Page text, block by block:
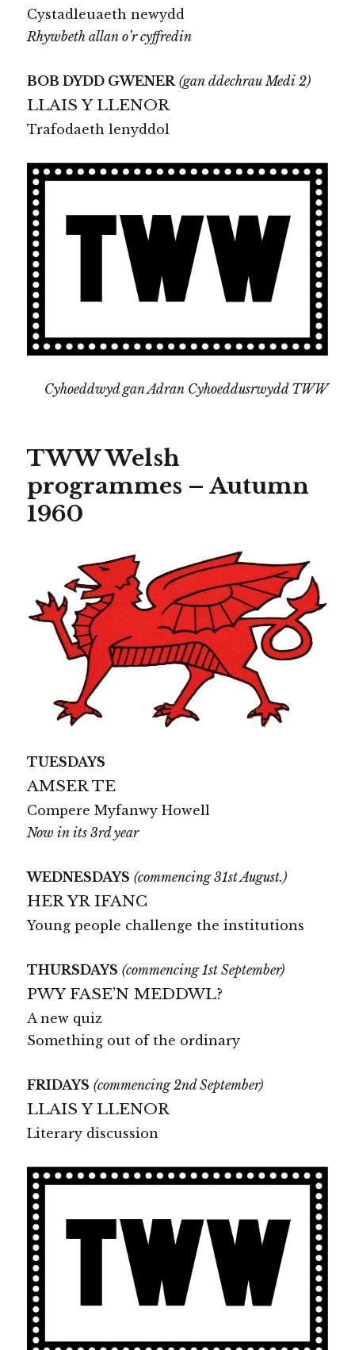
Cystadleuaeth newydd
Rhywbeth allan o’r cyffredin
BOB DYDD GWENER (gan ddechrau Medi 2)
LLAIS Y LLENOR
Trafodaeth lenyddol
Cyhoeddwyd gan Adran Cyhoeddusrwydd TWW
TWW Welsh
programmes – Autumn
1960
TUESDAYS
AMSER TE
Compere Myfanwy Howell
Now in its 3rd year
WEDNESDAYS (commencing 31st August.)
HER YR IFANC
Young people challenge the institutions
THURSDAYS (commencing 1st September)
PWY FASE’N MEDDWL?
A new quiz
Something out of the ordinary
FRIDAYS (commencing 2nd September)
LLAIS Y LLENOR
Literary discussion